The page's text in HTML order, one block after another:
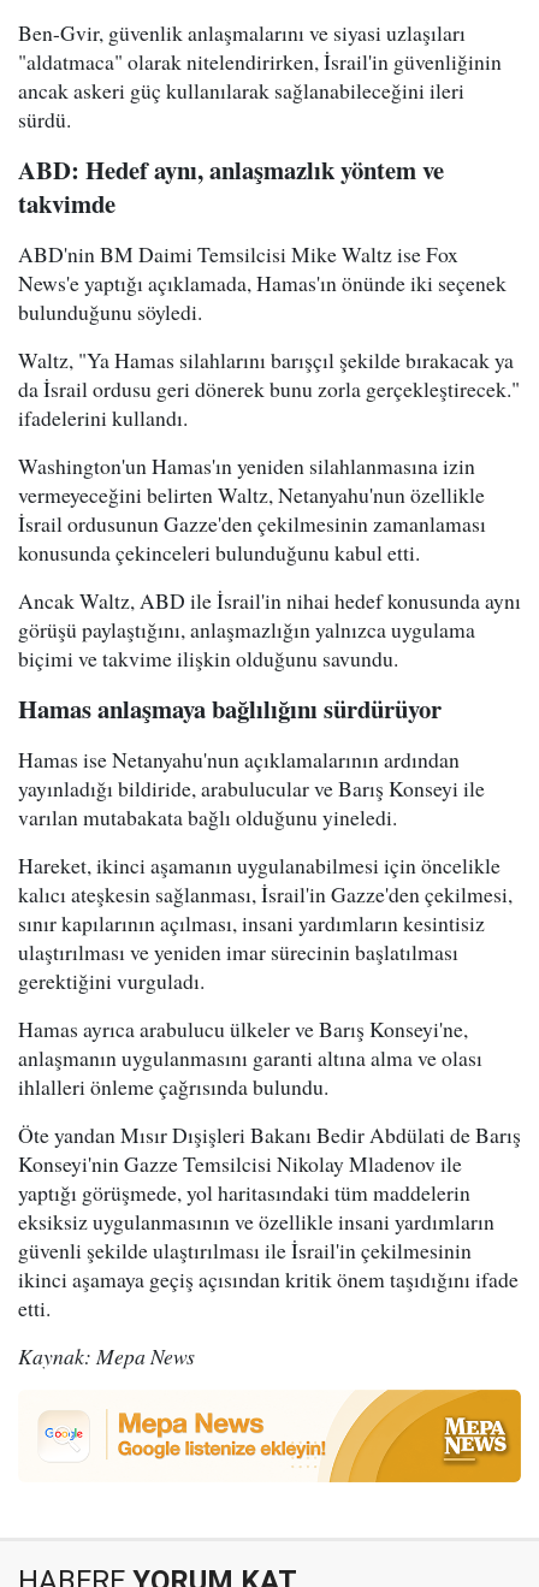
Ben-Gvir, güvenlik anlaşmalarını ve siyasi uzlaşıları
"aldatmaca" olarak nitelendirirken, İsrail'in güvenliğinin
ancak askeri güç kullanılarak sağlanabileceğini ileri
sürdü.
ABD: Hedef aynı, anlaşmazlık yöntem ve
takvimde
ABD'nin BM Daimi Temsilcisi Mike Waltz ise Fox
News'e yaptığı açıklamada, Hamas'ın önünde iki seçenek
bulunduğunu söyledi.
Waltz, "Ya Hamas silahlarını barışçıl şekilde bırakacak ya
da İsrail ordusu geri dönerek bunu zorla gerçekleştirecek."
ifadelerini kullandı.
Washington'un Hamas'ın yeniden silahlanmasına izin
vermeyeceğini belirten Waltz, Netanyahu'nun özellikle
İsrail ordusunun Gazze'den çekilmesinin zamanlaması
konusunda çekinceleri bulunduğunu kabul etti.
Ancak Waltz, ABD ile İsrail'in nihai hedef konusunda aynı
görüşü paylaştığını, anlaşmazlığın yalnızca uygulama
biçimi ve takvime ilişkin olduğunu savundu.
Hamas anlaşmaya bağlılığını sürdürüyor
Hamas ise Netanyahu'nun açıklamalarının ardından
yayınladığı bildiride, arabulucular ve Barış Konseyi ile
varılan mutabakata bağlı olduğunu yineledi.
Hareket, ikinci aşamanın uygulanabilmesi için öncelikle
kalıcı ateşkesin sağlanması, İsrail'in Gazze'den çekilmesi,
sınır kapılarının açılması, insani yardımların kesintisiz
ulaştırılması ve yeniden imar sürecinin başlatılması
gerektiğini vurguladı.
Hamas ayrıca arabulucu ülkeler ve Barış Konseyi'ne,
anlaşmanın uygulanmasını garanti altına alma ve olası
ihlalleri önleme çağrısında bulundu.
Öte yandan Mısır Dışişleri Bakanı Bedir Abdülati de Barış
Konseyi'nin Gazze Temsilcisi Nikolay Mladenov ile
yaptığı görüşmede, yol haritasındaki tüm maddelerin
eksiksiz uygulanmasının ve özellikle insani yardımların
güvenli şekilde ulaştırılması ile İsrail'in çekilmesinin
ikinci aşamaya geçiş açısından kritik önem taşıdığını ifade
etti.
Kaynak: Mepa News